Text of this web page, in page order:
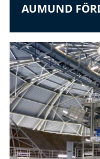
AUMUND